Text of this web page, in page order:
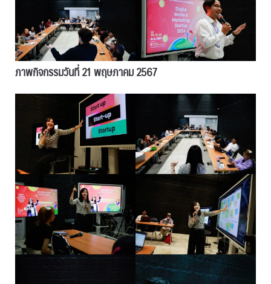
ภาพกิจกรรมวันที่ 21 พฤษภาคม 2567